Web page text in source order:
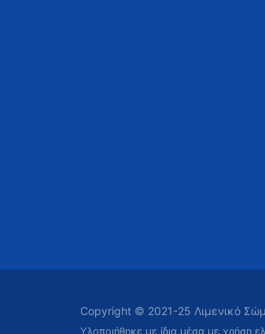
Copyright © 2021-25 Λιμενικό
Υλοποιήθηκε με ίδια μέσα με χρήση